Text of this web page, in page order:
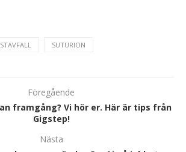
SUTURION
Föregående
framgång? Vi hör er. Här är tips från
Gigstep!
Nästa